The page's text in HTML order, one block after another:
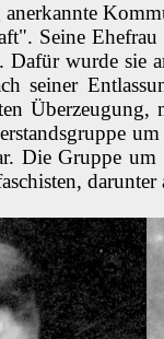
Seine
Dafür wurde sie
seiner
Die Gruppe